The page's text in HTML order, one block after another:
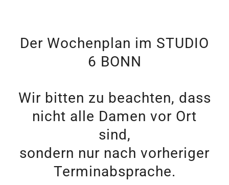
Der Wochenplan im STUDIO
6 BONN
Wir bitten zu beachten, dass
nicht alle Damen vor Ort
sind,
sondern nur nach vorheriger
Terminabsprache.